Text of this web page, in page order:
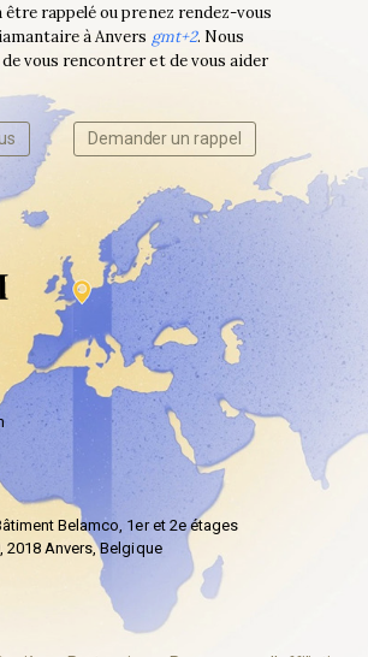
être rappelé ou prenez rendez-vous
à Anvers gmt+2. Nous
vous rencontrer et de vous aider
Demander un rappel
Belamco, 1er et 2e étages
2018 Anvers, Belgique